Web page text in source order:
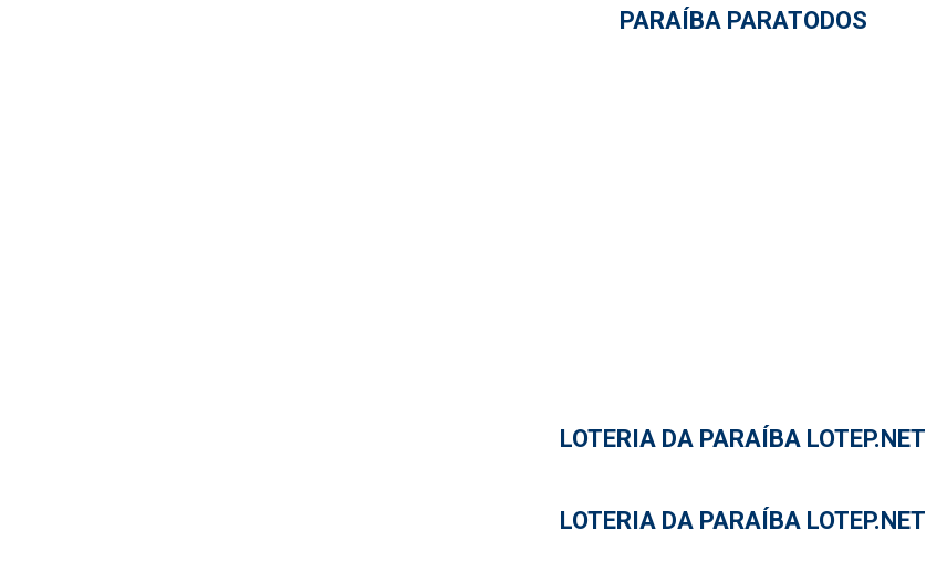
PARAÍBA PARATODOS
LOTERIA DA PARAÍBA LOTEP.NET
LOTERIA DA PARAÍBA LOTEP.NET